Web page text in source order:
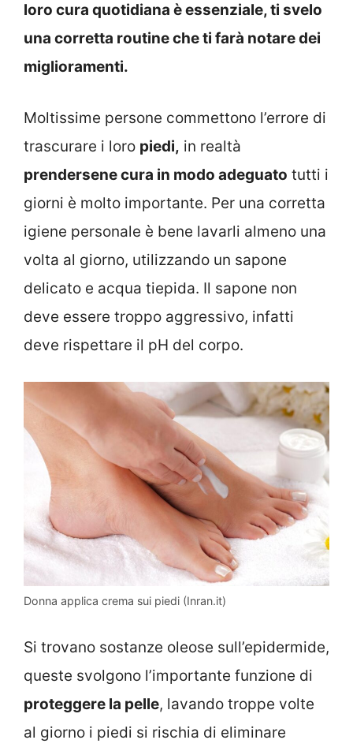
loro cura quotidiana è essenziale, ti svelo
una corretta routine che ti farà notare dei
miglioramenti.
Moltissime persone commettono l’errore di
trascurare i loro piedi, in realtà
prendersene cura in modo adeguato tutti i
giorni è molto importante. Per una corretta
igiene personale è bene lavarli almeno una
volta al giorno, utilizzando un sapone
delicato e acqua tiepida. Il sapone non
deve essere troppo aggressivo, infatti
deve rispettare il pH del corpo.
Donna applica crema sui piedi (Inran.it)
Si trovano sostanze oleose sull’epidermide,
queste svolgono l’importante funzione di
proteggere la pelle, lavando troppe volte
al giorno i piedi si rischia di eliminare